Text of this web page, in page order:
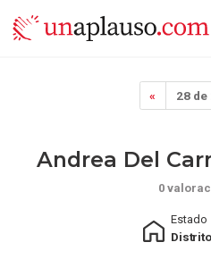
« 28 de
Andrea Del
0
Estado